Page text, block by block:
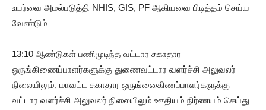
உயர்வை அமல்படுத்தி NHIS, GIS, PF ஆகியவை பிடித்தம் செய்ய
வேண்டும்
13:10 ஆண்டுகள் பணிமுடிந்த வட்டார சுகாதார
ஒருங்கிணைப்பாளர்களுக்கு துணைவட்டார வளர்ச்சி அலுவலர்
நிலையிலும், மாவட்ட சுகாதார ஒருங்கிைைணப்பாளர்களுக்கு
வட்டார வளர்ச்சி அலுவலர் நிலையிலும் ஊதியம் நிர்ணயம் செய்து